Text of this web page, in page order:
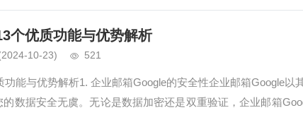
个优质功能与优势解析
10-23) 521
功能与优势解析1. 企业邮箱Google的安全性企业邮箱Google以
数据安全无虞。无论是数据加密还是双重验证，企业邮箱